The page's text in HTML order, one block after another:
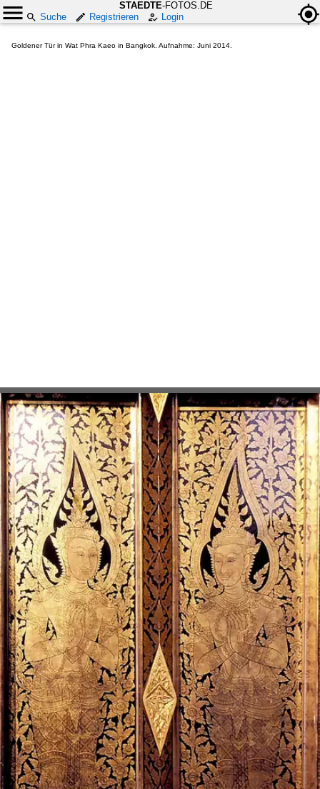
STAEDTE-FOTOS.DE
Suche
Registrieren Login
Goldener Tür in Wat Phra Kaeo in Bangkok. Aufnahme: Juni 2014.